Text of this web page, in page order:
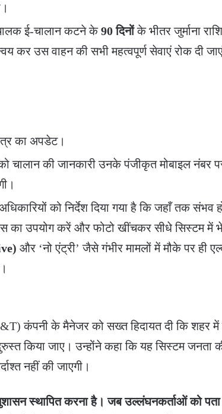
ई-चालान कटने के90 दिनोंके भीतर जुर्माना
कर उस वाहन की सभी महत्वपूर्ण सेवाएं रोक दी
का अपडेट।
चालान की जानकारी उनके पंजीकृत मोबाइल नंबर
को निर्देश दिया गया है कि जहाँ तक संभव
का उपयोग करें और फोटो खींचकर सीधे सिस्टम में
और ‘नो एंट्री’ जैसे गंभीर मामलों में मौके पर ही
कंपनी के मैनेजर को सख्त हिदायत दी कि शहर में
किया जाए। उन्होंने कहा कि यह सिस्टम जनता
नहीं की जाएगी।
स्थापित करना है। जब उल्लंघनकर्ताओं को पता